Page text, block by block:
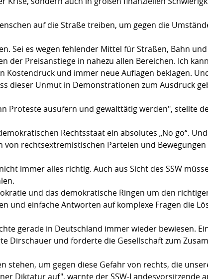
auf die Straße treiben, um gegen die
Sei es wegen fehlender Mittel für Straßen, Bahn
der Preisanstiege in nahezu allen Bereichen. Ich
und immer neue Auflagen beklagen.
dieser Unmut in Demonstrationen zum Ausdruck
Proteste ausufern und gewalttätig werden", stellte
Rechtsstaat ein absolutes „No go“.
rechtsextremistischen Parteien und
immer alles richtig. Auch aus Sicht des SSW
und das demokratische Ringen um den
und einfache Antworten auf komplexe Fragen die
gerade in Deutschland immer wieder bewiesen.
Dirschauer und forderte die Gesellschaft zum
stehen, um gegen diese Gefahr von rechts, die
Diktatur auf", warnte der SSW-Landesvorsitzende